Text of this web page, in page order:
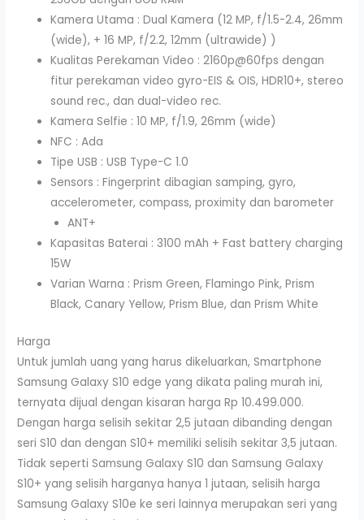
Kamera Utama : Dual Kamera (12 MP, f/1.5-2.4, 26mm
(wide), + 16 MP, f/2.2, 12mm (ultrawide) )
Kualitas Perekaman Video : 2160p@60fps dengan
fitur perekaman video gyro-EIS & OIS, HDR10+, stereo
sound rec., dan dual-video rec.
Kamera Selfie : 10 MP, f/1.9, 26mm (wide)
NFC : Ada
Tipe USB : USB Type-C 1.0
Sensors : Fingerprint dibagian samping, gyro,
accelerometer, compass, proximity dan barometer
ANT+
Kapasitas Baterai : 3100 mAh + Fast battery charging
15W
Varian Warna : Prism Green, Flamingo Pink, Prism
Black, Canary Yellow, Prism Blue, dan Prism White
Harga
Untuk jumlah uang yang harus dikeluarkan, Smartphone
Samsung Galaxy S10 edge yang dikata paling murah ini,
ternyata dijual dengan kisaran harga Rp 10.499.000.
Dengan harga selisih sekitar 2,5 jutaan dibanding dengan
seri S10 dan dengan S10+ memiliki selisih sekitar 3,5 jutaan.
Tidak seperti Samsung Galaxy S10 dan Samsung Galaxy
S10+ yang selisih harganya hanya 1 jutaan, selisih harga
Samsung Galaxy S10e ke seri lainnya merupakan seri yang